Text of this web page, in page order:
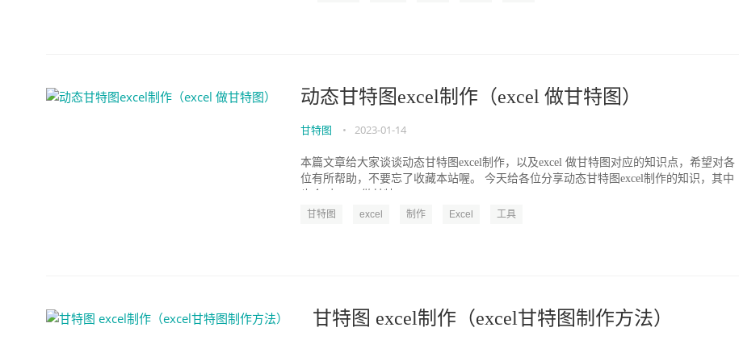
动态甘特图excel制作（excel 做甘特图）
甘特图 • 2023-01-14
本篇文章给大家谈谈动态甘特图excel制作，以及excel 做甘特图对应的知识点，希望对各
位有所帮助，不要忘了收藏本站喔。 今天给各位分享动态甘特图excel制作的知识，其中
甘特图 excel 制作 Excel 工具
甘特图 excel制作（excel甘特图制作方法）